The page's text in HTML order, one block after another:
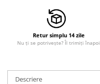
Retur simplu 14 zile
Nu ți se potrivește? Îl trimiți înapoi
Descriere